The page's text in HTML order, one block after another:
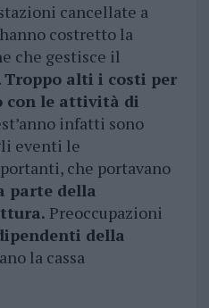
cancellate a
costretto la
che gestisce il
Troppo alti i costi per
con le attività di
infatti sono
eventi le
che portavano
parte della
Preoccupazioni
della
la cassa